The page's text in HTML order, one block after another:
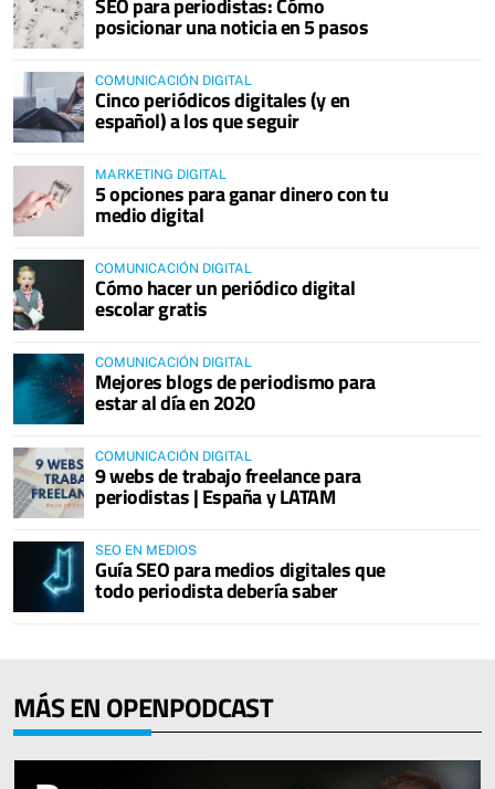
SEO para periodistas: Cómo
posicionar una noticia en 5 pasos
COMUNICACIÓN DIGITAL
Cinco periódicos digitales (y en
español) a los que seguir
MARKETING DIGITAL
5 opciones para ganar dinero con tu
medio digital
COMUNICACIÓN DIGITAL
Cómo hacer un periódico digital
escolar gratis
COMUNICACIÓN DIGITAL
Mejores blogs de periodismo para
estar al día en 2020
COMUNICACIÓN DIGITAL
9 webs de trabajo freelance para
periodistas | España y LATAM
SEO EN MEDIOS
Guía SEO para medios digitales que
todo periodista debería saber
MÁS EN OPENPODCAST